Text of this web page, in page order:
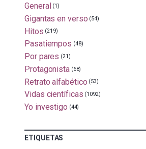
General (1)
Gigantas en verso (54)
Hitos (219)
Pasatiempos (48)
Por pares (21)
Protagonista (68)
Retrato alfabético (53)
Vidas científicas (1092)
Yo investigo (44)
ETIQUETAS